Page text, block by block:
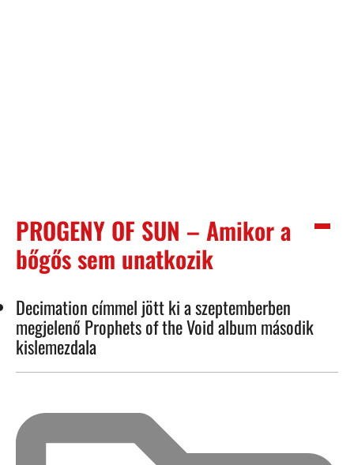
PROGENY OF SUN – Amikor a
bőgős sem unatkozik
Decimation címmel jött ki a szeptemberben
megjelenő Prophets of the Void album második
kislemezdala